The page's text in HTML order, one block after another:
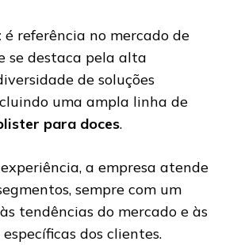
é referência no mercado de
se destaca pela alta
de soluções
uma ampla linha de
para doces.
a empresa atende
sempre com um
tendências do mercado e às
dos clientes.